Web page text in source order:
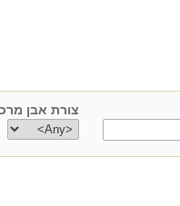
צורת אבן
center shape